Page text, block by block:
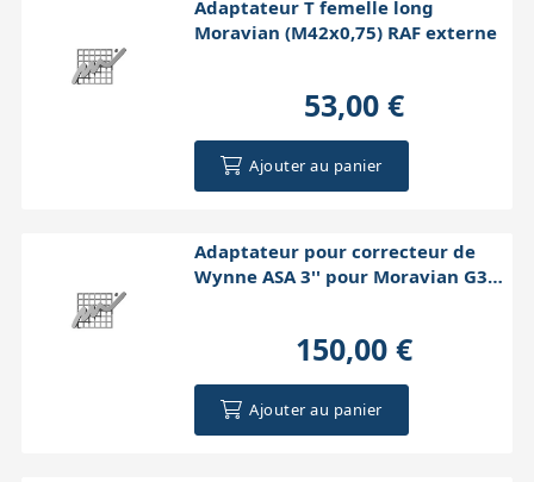
Adaptateur T femelle long
Moravian (M42x0,75) RAF externe
53,00 €
Ajouter au panier
Adaptateur pour correcteur de
Wynne ASA 3'' pour Moravian G3
150,00 €
Ajouter au panier